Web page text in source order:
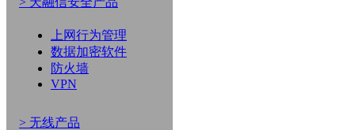
上网行为管理
数据加密软件
防火墙
VPN
> 无线产品